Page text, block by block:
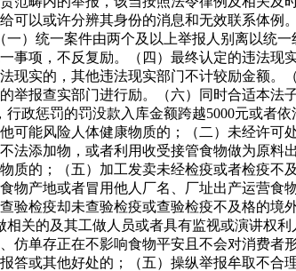
可以或许分辨其身份的消息和无效联系体
）统一案件由两个及以上举报人别离以统
项，不反复励。（四）最终认定的违法
实的，其他违法现实部门不计较励金额
报查实部门进行励。（六）同时合适本法
政惩罚的罚没款入库金额跨越5000元或者
能风险人体健康物质的；（二）未经许可
法添加物，或者利用收受接管食物做为原
的；（五）加工发卖未经检疫或者检疫
产地或者冒用他人厂名、厂址出产运营食
检疫却未查验检疫或查验检疫不及格的
关的及其工做人员或者具有监视或演讲权
单存正在不影响食物平安且不会对消费
答或其他好处的；（五）操纵举报牟取不